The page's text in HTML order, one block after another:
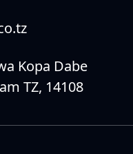
Kopa Dabe
TZ, 14108